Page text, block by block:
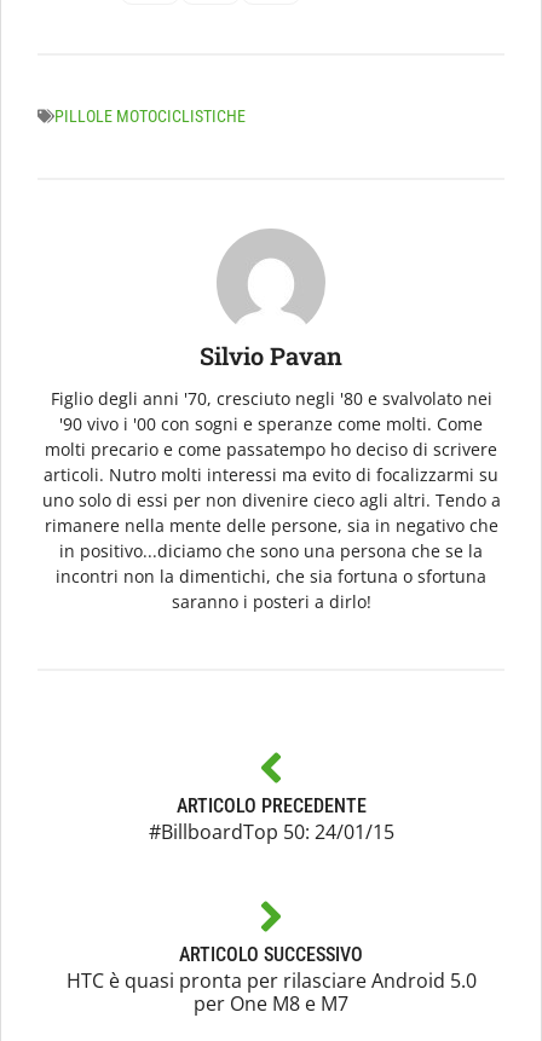
PILLOLE MOTOCICLISTICHE
Silvio Pavan
Figlio degli anni '70, cresciuto negli '80 e svalvolato nei
'90 vivo i '00 con sogni e speranze come molti. Come
molti precario e come passatempo ho deciso di scrivere
articoli. Nutro molti interessi ma evito di focalizzarmi su
uno solo di essi per non divenire cieco agli altri. Tendo a
rimanere nella mente delle persone, sia in negativo che
in positivo...diciamo che sono una persona che se la
incontri non la dimentichi, che sia fortuna o sfortuna
saranno i posteri a dirlo!
ARTICOLO PRECEDENTE
#BillboardTop 50: 24/01/15
ARTICOLO SUCCESSIVO
HTC è quasi pronta per rilasciare Android 5.0
per One M8 e M7